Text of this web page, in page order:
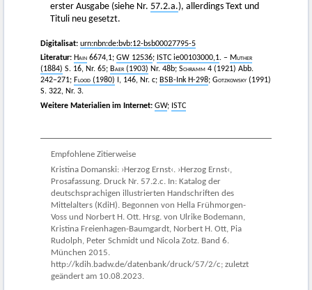
erster Ausgabe (siehe Nr. 57.2.a.), allerdings Text und
Tituli neu gesetzt.
Digitalisat: urn:nbn:de:bvb:12-bsb00027795-5
Literatur: Hain 6674,1; GW 12536; ISTC ie00103000,1. – Muther
(1884) S. 16, Nr. 65; Baer (1903) Nr. 48b; Schramm 4 (1921) Abb.
242–271; Flood (1980) I, 146, Nr. c; BSB-Ink H-298; Gotzkowsky (1991)
S. 322, Nr. 3.
Weitere Materialien im Internet: GW; ISTC
Empfohlene Zitierweise
Kristina Domanski: ›Herzog Ernst‹. ›Herzog Ernst‹,
Prosafassung. Druck Nr. 57.2.c. In: Katalog der
deutschsprachigen illustrierten Handschriften des
Mittelalters (KdiH). Begonnen von Hella Frühmorgen-
Voss und Norbert H. Ott. Hrsg. von Ulrike Bodemann,
Kristina Freienhagen-Baumgardt, Norbert H. Ott, Pia
Rudolph, Peter Schmidt und Nicola Zotz. Band 6.
München 2015.
http://kdih.badw.de/datenbank/druck/57/2/c; zuletzt
geändert am 10.08.2023.